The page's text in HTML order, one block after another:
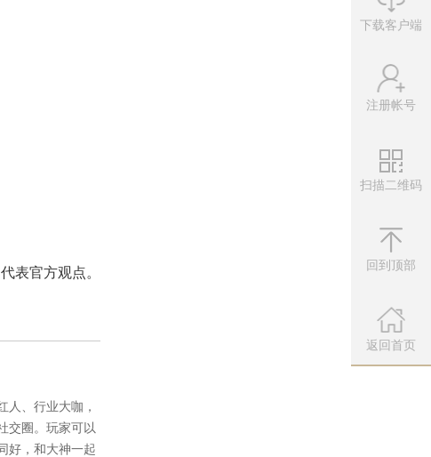
表官方观点。
人、行业大咖，
交圈。玩家可以
好，和大神一起
下载客户端
注册帐号
扫描二维码
扫描左侧二
回到顶部
返回首页